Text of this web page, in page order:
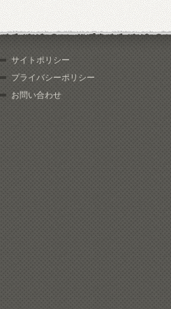
サイトポリシー
プライバシーポリシー
お問い合わせ